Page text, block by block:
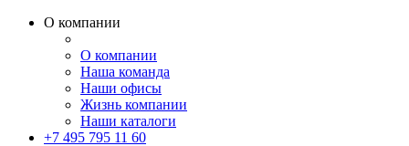
О компании
О компании
Наша команда
Наши офисы
Жизнь компании
Наши каталоги
+7 495 795 11 60